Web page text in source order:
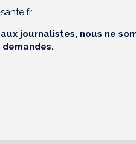
aux journalistes, nous ne